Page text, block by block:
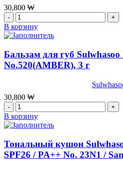
Lip
Balm
№
030
PETAL,3
30,800 ₩
Количество
товара
Бальзам
Sulwhasoo
Perfecting
No.
9460
|
Berry,
3
В корзину
Бальзам для губ
No.520(AMBER), 3 г
30,800 ₩
Количество
товара
Бальзам
Sulwhasoo
Perfecting
В корзину
Тональный кушон
SPF26 / PA++ No. 23N1 /